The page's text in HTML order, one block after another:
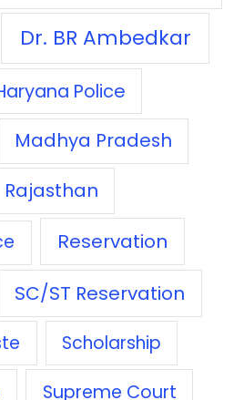
Dr. BR Ambedkar
Police
Madhya Pradesh
Rajasthan
Reservation
SC/ST Reservation
Scholarship
Supreme Court